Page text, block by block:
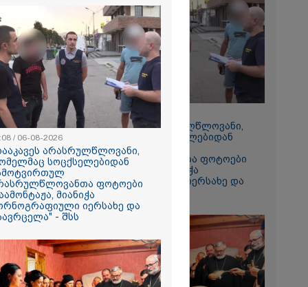
1768.50
ფაქტზე
11:08 / 06-08-2026
"დააკავეს არასრულწლოვანი,
რომელმაც სოცქსელებიდან
ჩამოტვირთულ
არასრულწლოვანთა ფოტოები
დაამონტაჟა, მიანიჭა
პორნოგრაფიული იერსახე და
გაავრცელა" - შსს
/ 06-08-2026
არასრულწლოვანი,
სოცქსელებიდან
ფოტოები
მიანიჭა
იერსახე და
- შსს